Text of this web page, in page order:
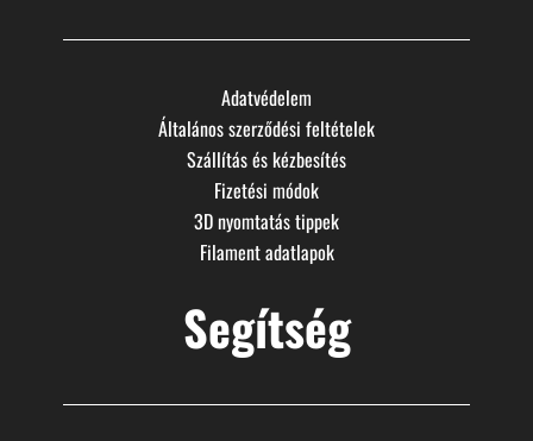
Adatvédelem
Általános szerződési feltételek
Szállítás és kézbesítés
Fizetési módok
3D nyomtatás tippek
Filament adatlapok
Segítség